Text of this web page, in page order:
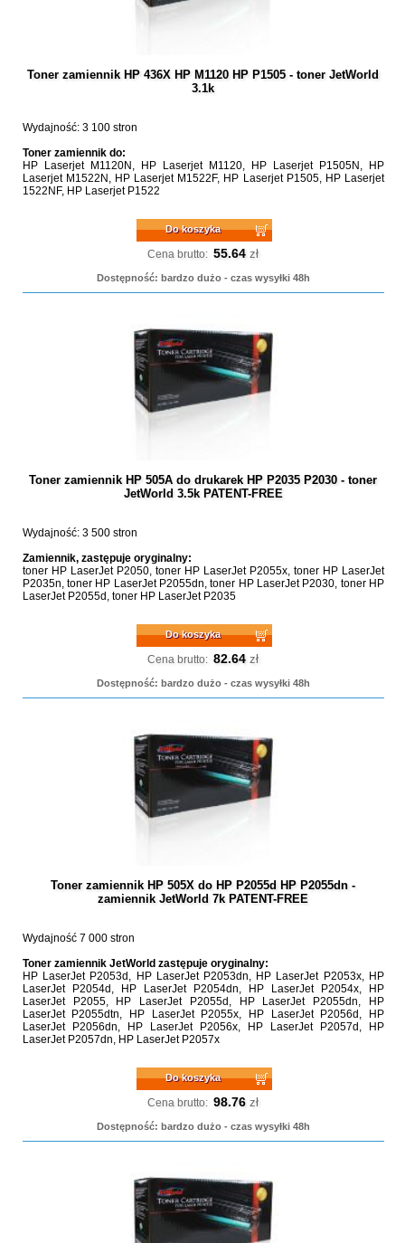
Toner zamiennik HP 436X HP M1120 HP P1505 - toner JetWorld
3.1k
Wydajność: 3 100 stron
Toner zamiennik do:
HP Laserjet M1120N, HP Laserjet M1120, HP Laserjet P1505N, HP
Laserjet M1522N, HP Laserjet M1522F, HP Laserjet P1505, HP Laserjet
1522NF, HP Laserjet P1522
Do koszyka
Cena brutto: 55.64 zł
Dostępność: bardzo dużo - czas wysyłki 48h
Toner zamiennik HP 505A do drukarek HP P2035 P2030 - toner
JetWorld 3.5k PATENT-FREE
Wydajność: 3 500 stron
Zamiennik, zastępuje oryginalny:
toner HP LaserJet P2050, toner HP LaserJet P2055x, toner HP LaserJet
P2035n, toner HP LaserJet P2055dn, toner HP LaserJet P2030, toner HP
LaserJet P2055d, toner HP LaserJet P2035
Do koszyka
Cena brutto: 82.64 zł
Dostępność: bardzo dużo - czas wysyłki 48h
Toner zamiennik HP 505X do HP P2055d HP P2055dn -
zamiennik JetWorld 7k PATENT-FREE
Wydajność 7 000 stron
Toner zamiennik JetWorld zastępuje oryginalny:
HP LaserJet P2053d, HP LaserJet P2053dn, HP LaserJet P2053x, HP
LaserJet P2054d, HP LaserJet P2054dn, HP LaserJet P2054x, HP
LaserJet P2055, HP LaserJet P2055d, HP LaserJet P2055dn, HP
LaserJet P2055dtn, HP LaserJet P2055x, HP LaserJet P2056d, HP
LaserJet P2056dn, HP LaserJet P2056x, HP LaserJet P2057d, HP
LaserJet P2057dn, HP LaserJet P2057x
Do koszyka
Cena brutto: 98.76 zł
Dostępność: bardzo dużo - czas wysyłki 48h